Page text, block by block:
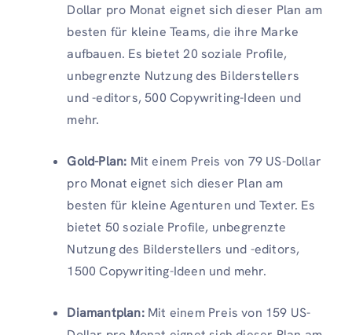
Dollar pro Monat eignet sich dieser Plan am
besten für kleine Teams, die ihre Marke
aufbauen. Es bietet 20 soziale Profile,
unbegrenzte Nutzung des Bilderstellers
und -editors, 500 Copywriting-Ideen und
mehr.
Gold-Plan: Mit einem Preis von 79 US-Dollar
pro Monat eignet sich dieser Plan am
besten für kleine Agenturen und Texter. Es
bietet 50 soziale Profile, unbegrenzte
Nutzung des Bilderstellers und -editors,
1500 Copywriting-Ideen und mehr.
Diamantplan: Mit einem Preis von 159 US-